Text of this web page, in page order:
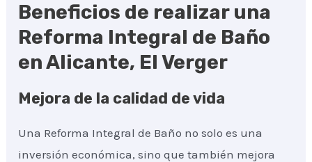
Beneficios de realizar una
Reforma Integral de Baño
en Alicante, El Verger
Mejora de la calidad de vida
Una Reforma Integral de Baño no solo es una
inversión económica, sino que también mejora